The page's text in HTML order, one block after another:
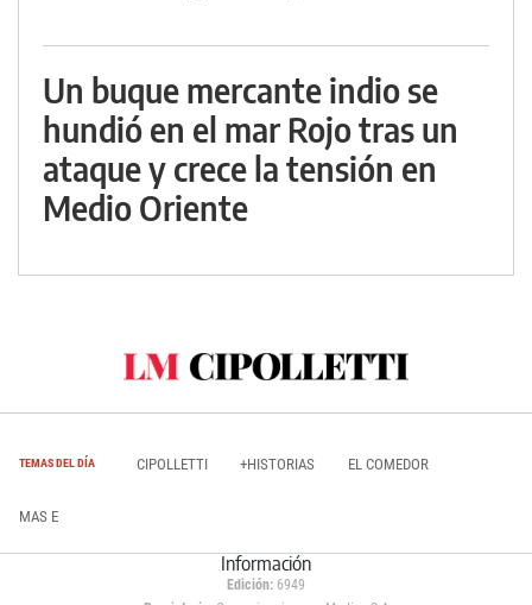
Un buque mercante indio se
hundió en el mar Rojo tras un
ataque y crece la tensión en
Medio Oriente
TEMAS DEL DÍA CIPOLLETTI +HISTORIAS EL COMEDOR
MAS E
Información
Edición: 6949